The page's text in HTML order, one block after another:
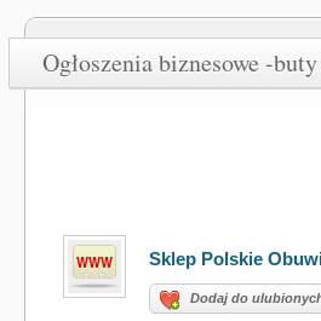
Ogłoszenia biznesowe -
Sklep Polskie
Dodaj do